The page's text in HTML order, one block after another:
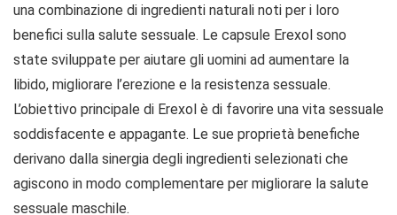
una combinazione di ingredienti naturali noti per i loro
benefici sulla salute sessuale. Le capsule Erexol sono
state sviluppate per aiutare gli uomini ad aumentare la
libido, migliorare l’erezione e la resistenza sessuale.
L’obiettivo principale di Erexol è di favorire una vita sessuale
soddisfacente e appagante. Le sue proprietà benefiche
derivano dalla sinergia degli ingredienti selezionati che
agiscono in modo complementare per migliorare la salute
sessuale maschile.